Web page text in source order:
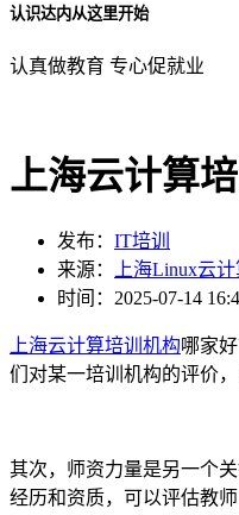
认识达内从这里开始
认真做教育 专心促就业
上海云计算
发布： IT培训
来源：
上海Linux云计
时间：2025-07-14
上海云计算培训机构哪家
们对某一培训机构的评价
其次，师资力量是另一个
经历和资质，可以评估教师